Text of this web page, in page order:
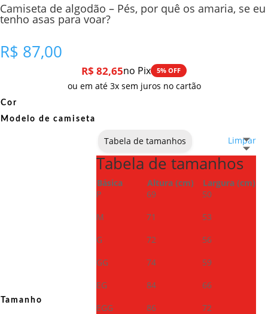
Camiseta de algodão – Pés, por quê os amaria, se eu
tenho asas para voar?
R$ 87,00
R$ 82,65no Pix 5% OFF
ou em até 3x sem juros no cartão
Cor
Modelo de camiseta
Tamanho
Limpar
Tabela de tamanhos
Tabela de tamanhos
Básica Altura (cm)
Largura (cm)
P
69
50
M
71
53
G
72
56
GG
74
59
EG
84
66
EGG
86
72